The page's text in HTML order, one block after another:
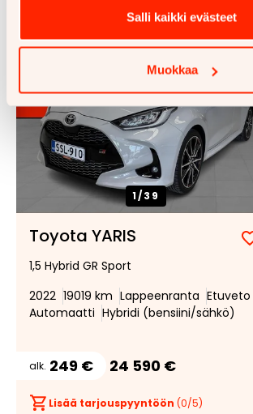
Salli kaikki evästeet
Muokkaa
1/39
Toyota YARIS
1,5 Hybrid GR Sport
2022 19019 km Lappeenranta Etuveto
Automaatti Hybridi (bensiini/sähkö)
alk. 249 € 24 590 €
Lisää tarjouspyyntöön (0/5)